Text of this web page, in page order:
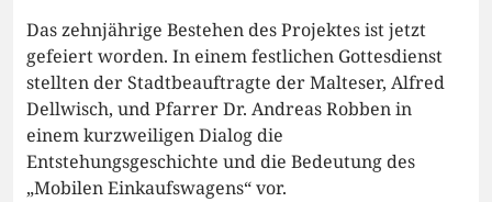
Das zehnjährige Bestehen des Projektes ist jetzt
gefeiert worden. In einem festlichen Gottesdienst
stellten der Stadtbeauftragte der Malteser, Alfred
Dellwisch, und Pfarrer Dr. Andreas Robben in
einem kurzweiligen Dialog die
Entstehungsgeschichte und die Bedeutung des
„Mobilen Einkaufswagens“ vor.